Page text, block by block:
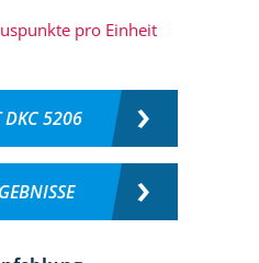
pro Einheit
DKC 5206